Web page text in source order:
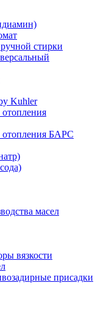
стирки
Kuhler
отопления
отопления БАРС
масел
вязкости
присадки